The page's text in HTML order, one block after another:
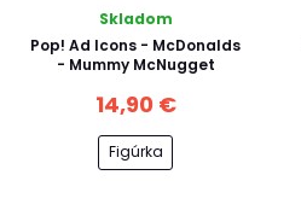
Skladom
Pop! Ad Icons - McDonalds
- Mummy McNugget
14,90 €
Figúrka